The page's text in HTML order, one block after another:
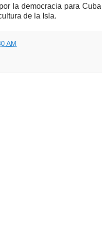
la democracia para Cuba
de la Isla.
AM